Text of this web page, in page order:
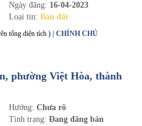
Ngày đăng: 16-04-2023
Loại tin: Bán đất
tổng diện tích ) | CHÍNH CHỦ
phường Việt Hòa, thành
Hướng: Chưa rõ
Tình trạng: Đang đăng bán